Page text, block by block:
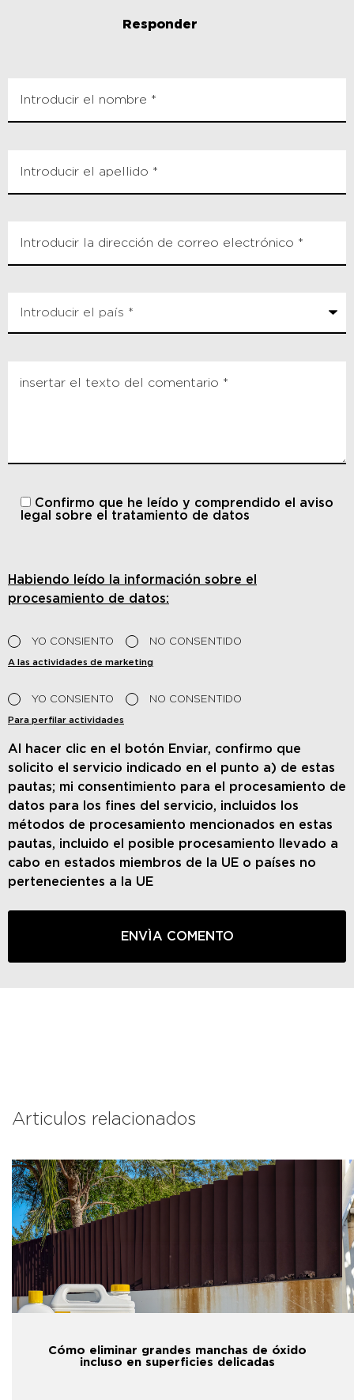
Responder
Confirmo que he leído y comprendido el aviso
legal sobre el tratamiento de datos
Habiendo leído la información sobre el
procesamiento de datos:
YO CONSIENTO NO CONSENTIDO
A las actividades de marketing
YO CONSIENTO NO CONSENTIDO
Para perfilar actividades
Al hacer clic en el botón Enviar, confirmo que
solicito el servicio indicado en el punto a) de estas
pautas; mi consentimiento para el procesamiento de
datos para los fines del servicio, incluidos los
métodos de procesamiento mencionados en estas
pautas, incluido el posible procesamiento llevado a
cabo en estados miembros de la UE o países no
pertenecientes a la UE
Articulos relacionados
Cómo eliminar grandes manchas de óxido
incluso en superficies delicadas